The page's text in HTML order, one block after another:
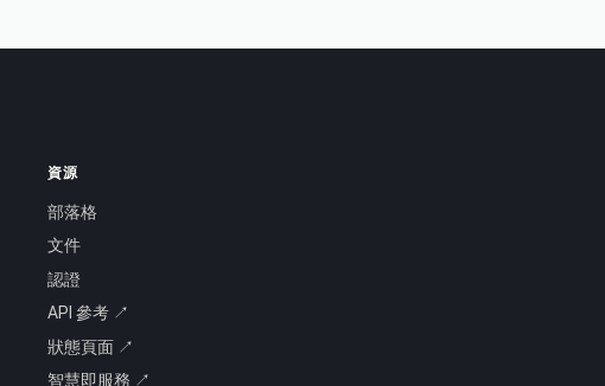
資源
部落格
文件
認證
API 參考 ↗
狀態頁面 ↗
智慧即服務 ↗